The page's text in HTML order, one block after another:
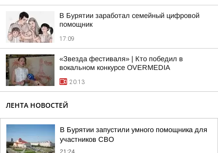
В Бурятии заработал семейный цифровой
помощник
17:09
«Звезда фестиваля» | Кто победил в
вокальном конкурсе OVERMEDIA
20:13
ЛЕНТА НОВОСТЕЙ
В Бурятии запустили умного помощника для
участников СВО
21:24